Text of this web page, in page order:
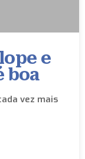
e
boa
vez mais